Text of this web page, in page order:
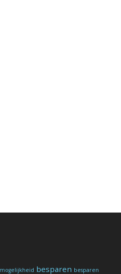
besparen besparen